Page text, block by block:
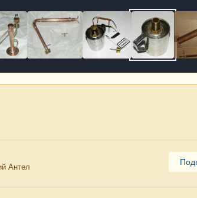
Антел